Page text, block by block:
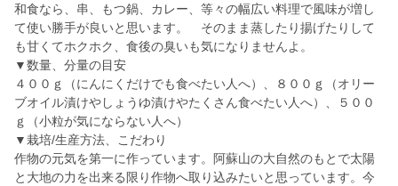
和食なら、串、もつ鍋、カレー、等々の幅広い料理で風味が増し
て使い勝手が良いと思います。 そのまま蒸したり揚げたりして
も甘くてホクホク、食後の臭いも気になりませんよ。
▼数量、分量の目安
４００ｇ（にんにくだけでも食べたい人へ）、８００ｇ（オリー
ブオイル漬けやしょうゆ漬けやたくさん食べたい人へ）、５００
ｇ（小粒が気にならない人へ）
▼栽培/生産方法、こだわり
作物の元気を第一に作っています。阿蘇山の大自然のもとで太陽
と大地の力を出来る限り作物へ取り込みたいと思っています。今